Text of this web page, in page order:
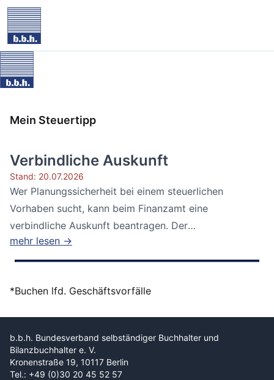
Mein Steuertipp
Verbindliche Auskunft
Stand: 20.07.2026
Wer Planungssicherheit bei einem steuerlichen
Vorhaben sucht, kann beim Finanzamt eine
verbindliche Auskunft beantragen. Der
Bundesfinanzhof...
mehr lesen →
*Buchen lfd. Geschäftsvorfälle
b.b.h. Bundesverband selbständiger Buchhalter und
Bilanzbuchhalter e. V.
Kronenstraße 19, 10117 Berlin
Tel.: +49 (0)30 20 45 52 57